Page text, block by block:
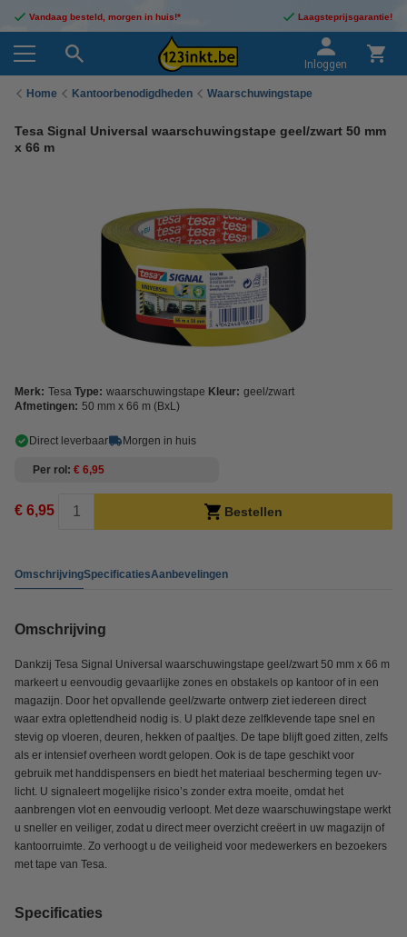
Vandaag besteld, morgen in huis!* Laagsteprijsgarantie!
Inloggen
Home Kantoorbenodigdheden Waarschuwingstape
Tesa Signal Universal waarschuwingstape geel/zwart 50 mm
x 66 m
Merk: Tesa Type: waarschuwingstape Kleur: geel/zwart
Afmetingen: 50 mm x 66 m (BxL)
Direct leverbaar Morgen in huis
Per rol € 6,95
€ 6,95 Bestellen
OmschrijvingSpecificatiesAanbevelingen
Omschrijving
Dankzij Tesa Signal Universal waarschuwingstape geel/zwart 50 mm x 66 m
markeert u eenvoudig gevaarlijke zones en obstakels op kantoor of in een
magazijn. Door het opvallende geel/zwarte ontwerp ziet iedereen direct
waar extra oplettendheid nodig is. U plakt deze zelfklevende tape snel en
stevig op vloeren, deuren, hekken of paaltjes. De tape blijft goed zitten, zelfs
als er intensief overheen wordt gelopen. Ook is de tape geschikt voor
gebruik met handdispensers en biedt het materiaal bescherming tegen uv-
licht. U signaleert mogelijke risico’s zonder extra moeite, omdat het
aanbrengen vlot en eenvoudig verloopt. Met deze waarschuwingstape werkt
u sneller en veiliger, zodat u direct meer overzicht creëert in uw magazijn of
kantoorruimte. Zo verhoogt u de veiligheid voor medewerkers en bezoekers
met tape van Tesa.
Specificaties